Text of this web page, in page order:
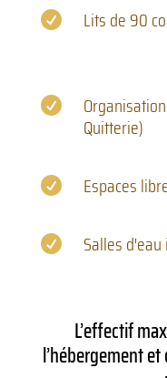
 Lits de 90

Quitterie)
 Espaces
 Salles
L’effectif
l’hébergement